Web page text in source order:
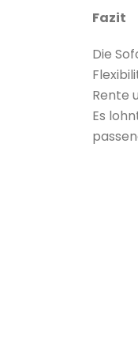
Fazit
Die
Rente
Es